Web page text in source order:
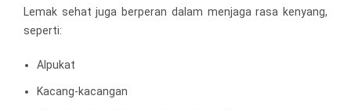
Lemak sehat juga berperan dalam menjaga rasa kenyang,
seperti:
Alpukat
Kacang-kacangan